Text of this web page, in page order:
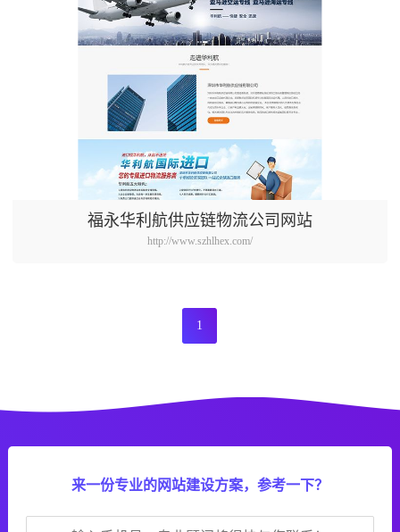
福永华利航供应链物流公司网站
http://www.szhlhex.com/
1
来一份专业的网站建设方案，参考一下？